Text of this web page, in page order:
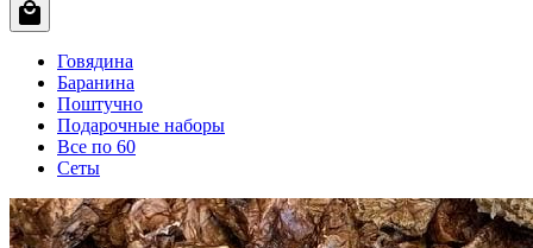
Говядина
Баранина
Поштучно
Подарочные наборы
Все по 60
Сеты